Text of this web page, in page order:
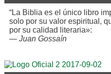
“La Biblia es el único libro
solo por su valor espiritual,
por su calidad literaria»:
— Juan Gossaín